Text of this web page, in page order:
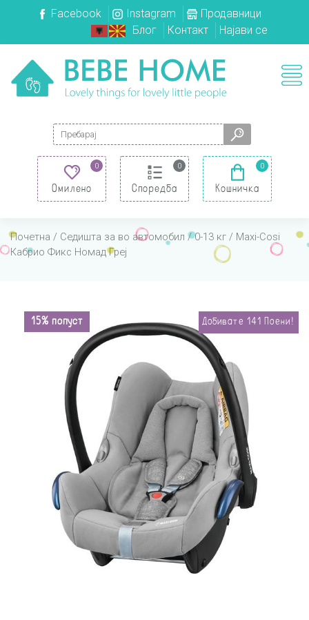
Facebook Instagram
Продавници
Блог
Контакт Најави се
Search for:
0
Омилено
0
Споредба
0
Кошничка
Почетна / Седишта за во автомобил /0-13 кг / Maxi-Cosi
Кабрио Фикс Номад Греј
15% попуст Добивате 141 Поени!